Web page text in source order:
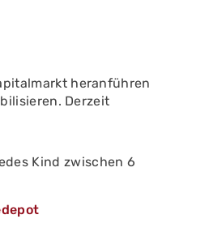
heranführen
Derzeit
Kind zwischen 6